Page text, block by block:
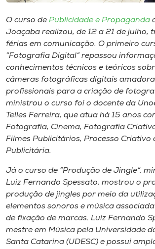
Selecione
A+
A-
O curso de Publicidade e Propaganda
Joaçaba realizou, de 12 a 21 de julho,
férias em comunicação. O primeiro
“Fotografia Digital” repassou
conhecimentos técnicos e teóricos
câmeras fotográficas digitais
profissionais para a criação de
ministrou o curso foi o docente da
Telles Ferreira, que atua há 15 anos
Fotografia, Cinema, Fotografia
Filmes Publicitários, Processo Criativo
Publicitária.
Já o curso de “Produção de Jingle”,
Luiz Fernando Spessato, mostrou o
produção de jingles por meio da
elementos sonoros e música
de fixação de marcas. Luiz Fernando
mestre em Música pela Universidade
Santa Catarina (UDESC) e possui